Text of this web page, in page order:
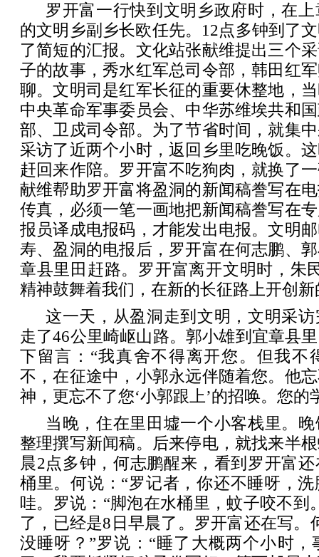
罗开富一行快到文明乡政府时，在
的文明乡副乡长欧任先。12点多钟到了
了简短的汇报。文化站张献维提出三个
子的故事，秀水红军总司令部，韩田红
聊。文明司是红军长征的重要休整地，
中央革命军事委员会、中华苏维埃共和
部、卫戍司令部。为了节省时间，就集
采访了近两个小时，返回乡里吃晚饭。
赶回来作陪。罗开富不吃狗肉，就换了
献维帮助罗开富将盈洞的新闻稿誊写在
传真，必须一笔一画地把新闻稿誊写在
报员译成电报码，才能发出电报。文明
寿、盈洞的电报后，罗开富在何志鹏、
章县里田赶路。罗开富离开文明时，朱
精神鼓舞着我们，在新的长征路上开创新
这一天，从盈洞走到文明，文明采
走了46公里崎岖山路。郭小雄到宜章县
下留言：“我真舍不得离开您。但我不
不，在征途中，小郭永远伴随着您。他
神，更忘不了您‘小郭跟上’的招唤。您的
当晚，住在里田墟一个小客栈里。
整理撰写新闻稿。后来停电，就找来半
晨2点多钟，何志鹏醒来，看到罗开富
桶里。何说：“罗记者，你还不睡呀，
哇。罗说：“脚泡在水桶里，蚊子咬不到
了，已经是8日早晨了。罗开富还在写。
没睡呀？”罗说：“睡了大概两个小时